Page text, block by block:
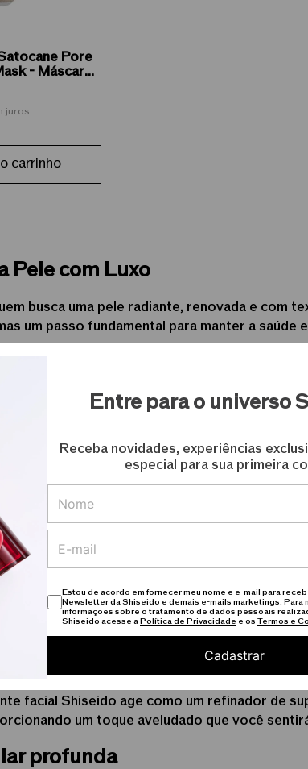
Entre para o universo
Receba novidades, experiências
especial para sua primeira
Estou de acordo em fornecer meu nome e e-mail para
Newsletter da Shiseido e demais e-mails marketings. Para
informações sobre o tratamento de dados pessoais
Shiseido acesse a Política de Privacidade e os Termos e
Cadastrar
Pore
- Máscara
80ml
juros
carrinho
Pele com Luxo
busca uma pele radiante, renovada e com
um passo fundamental para manter a saúde
combina ciência avançada com
natural de proteção, garantindo que o seu
de forma segura. O segredo reside na
celular ocorra de maneira
terreno para que os ativos de seus outros
em uma superfície pronta para receber
natural
perdida pelo estresse e pela
iluminada, além da desobstrução profunda
facial Shiseido age como um refinador de
um toque aveludado que você
profunda